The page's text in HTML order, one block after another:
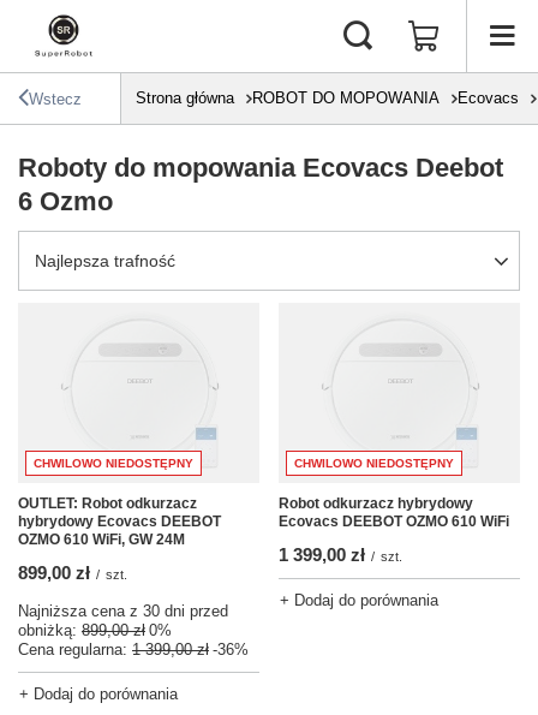
Wstecz Strona główna ROBOT DO MOPOWANIA Ecovacs
Roboty do mopowania Ecovacs Deebot
6 Ozmo
Zmień sortowanie
Najlepsza trafność
CHWILOWO NIEDOSTĘPNY
OUTLET: Robot odkurzacz
hybrydowy Ecovacs DEEBOT
OZMO 610 WiFi, GW 24M
899,00 zł / szt.
Najniższa cena z 30 dni przed
obniżką: 899,00 zł 0%
Cena regularna: 1 399,00 zł -36%
+ Dodaj do porównania
CHWILOWO NIEDOSTĘPNY
Robot odkurzacz hybrydowy
Ecovacs DEEBOT OZMO 610 WiFi
1 399,00 zł / szt.
+ Dodaj do porównania